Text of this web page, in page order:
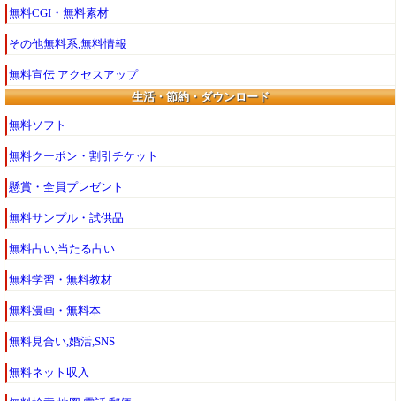
無料CGI・無料素材
その他無料系,無料情報
無料宣伝 アクセスアップ
生活・節約・ダウンロード
無料ソフト
無料クーポン・割引チケット
懸賞・全員プレゼント
無料サンプル・試供品
無料占い,当たる占い
無料学習・無料教材
無料漫画・無料本
無料見合い,婚活,SNS
無料ネット収入